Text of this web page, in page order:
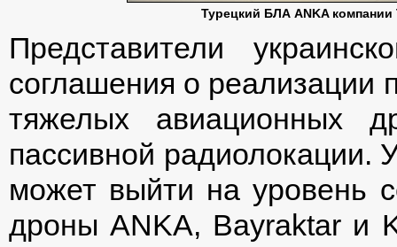
Турецкий БЛА ANKA
Представители
соглашения о реализации
тяжелых авиационных
пассивной радиолокации.
может выйти на уровень
дроны ANKA, Bayraktar и